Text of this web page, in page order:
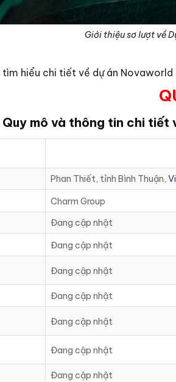
Giới thiệu sơ lượt về
tìm hiểu chi tiết về dự án
Quy mô và thông tin chi tiết
Phan Thiết, tỉnh Bình Thuận,
Charm Group
Đang cập nhật
Đang cập nhật
Đang cập nhật
Đang cập nhật
Đang cập nhật
Đang cập nhật
Đang cập nhật